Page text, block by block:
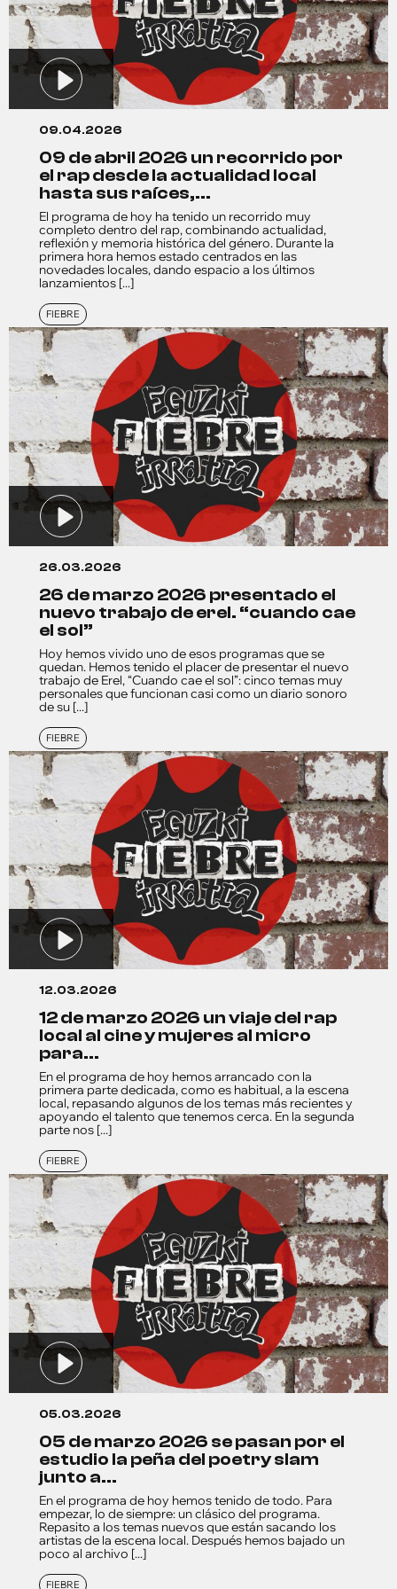
09.04.2026
09 de abril 2026 un recorrido por
el rap desde la actualidad local
hasta sus raíces,...
El programa de hoy ha tenido un recorrido muy
completo dentro del rap, combinando actualidad,
reflexión y memoria histórica del género. Durante la
primera hora hemos estado centrados en las
novedades locales, dando espacio a los últimos
lanzamientos [...]
FIEBRE
26.03.2026
26 de marzo 2026 presentado el
nuevo trabajo de erel. “cuando cae
el sol”
Hoy hemos vivido uno de esos programas que se
quedan. Hemos tenido el placer de presentar el nuevo
trabajo de Erel, “Cuando cae el sol”: cinco temas muy
personales que funcionan casi como un diario sonoro
de su [...]
FIEBRE
12.03.2026
12 de marzo 2026 un viaje del rap
local al cine y mujeres al micro
para...
En el programa de hoy hemos arrancado con la
primera parte dedicada, como es habitual, a la escena
local, repasando algunos de los temas más recientes y
apoyando el talento que tenemos cerca. En la segunda
parte nos [...]
FIEBRE
05.03.2026
05 de marzo 2026 se pasan por el
estudio la peña del poetry slam
junto a...
En el programa de hoy hemos tenido de todo. Para
empezar, lo de siempre: un clásico del programa.
Repasito a los temas nuevos que están sacando los
artistas de la escena local. Después hemos bajado un
poco al archivo [...]
FIEBRE